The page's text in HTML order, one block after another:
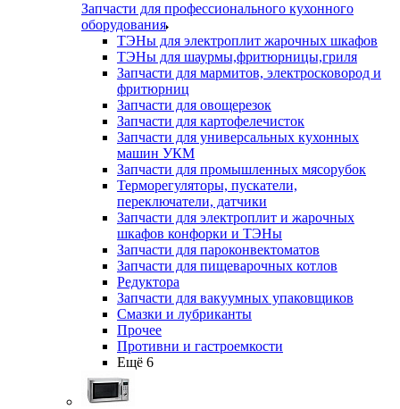
Запчасти для профессионального кухонного
оборудования
ТЭНы для электроплит жарочных шкафов
ТЭНы для шаурмы,фритюрницы,гриля
Запчасти для мармитов, электросковород и
фритюрниц
Запчасти для овощерезок
Запчасти для картофелечисток
Запчасти для универсальных кухонных
машин УКМ
Запчасти для промышленных мясорубок
Терморегуляторы, пускатели,
переключатели, датчики
Запчасти для электроплит и жарочных
шкафов конфорки и ТЭНы
Запчасти для пароконвектоматов
Запчасти для пищеварочных котлов
Редуктора
Запчасти для вакуумных упаковщиков
Смазки и лубриканты
Прочее
Противни и гастроемкости
Ещё 6